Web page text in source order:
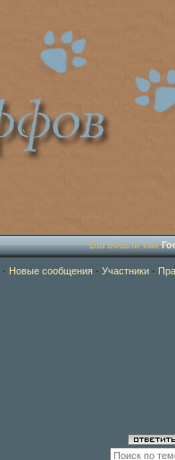
Вы вошли как
· Новые сообщения · Участники ·